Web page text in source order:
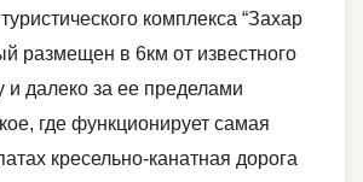
комплекса “Захар
размещен в 6км от известного
и далеко за ее пределами
где функционирует самая
кресельно-канатная дорога